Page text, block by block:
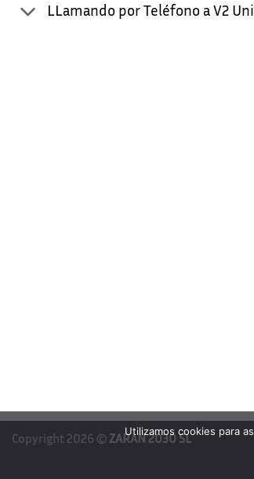
LLamando por Teléfono a V2
Copyright 2026 © ZARAN 2030 SL
Utilizamos cookies para